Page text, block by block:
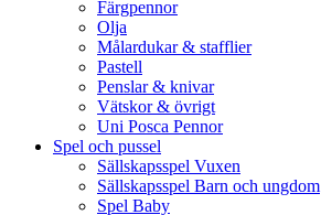
Färgpennor
Olja
Målardukar & stafflier
Pastell
Penslar & knivar
Vätskor & övrigt
Uni Posca Pennor
Spel och pussel
Sällskapsspel Vuxen
Sällskapsspel Barn och ungdom
Spel Baby